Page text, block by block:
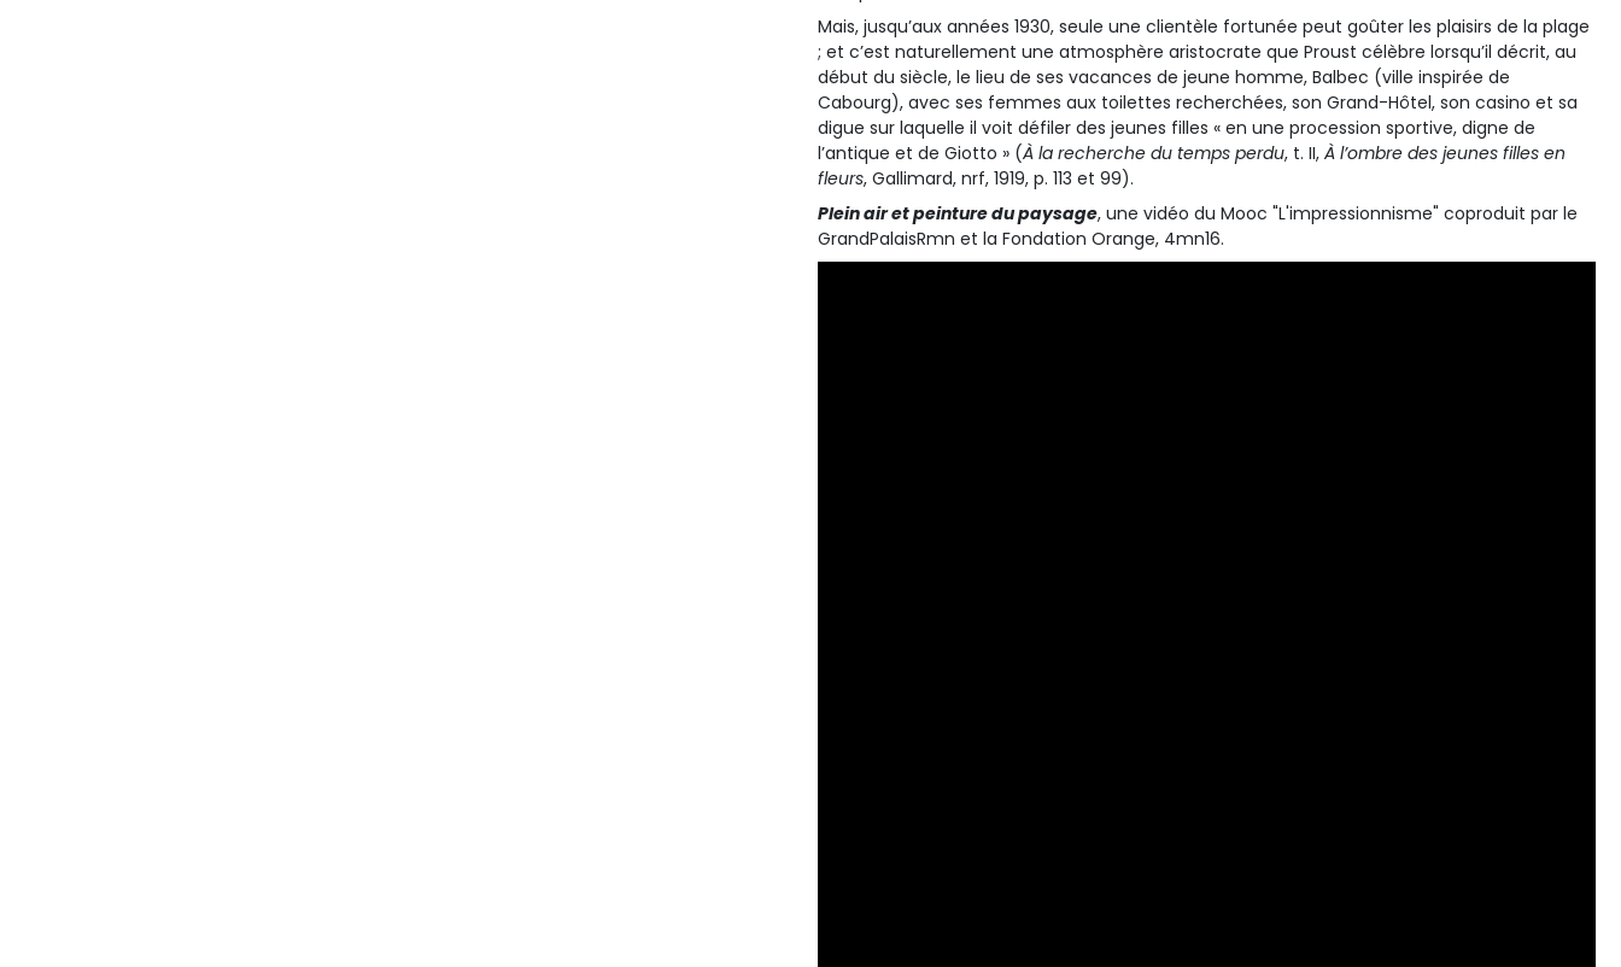
Mais, jusqu’aux années 1930, seule une clientèle fortunée peut goûter les plaisirs de la plage
; et c’est naturellement une atmosphère aristocrate que Proust célèbre lorsqu’il décrit, au
début du siècle, le lieu de ses vacances de jeune homme, Balbec (ville inspirée de
Cabourg), avec ses femmes aux toilettes recherchées, son Grand-Hôtel, son casino et sa
digue sur laquelle il voit défiler des jeunes filles « en une procession sportive, digne de
l’antique et de Giotto » (À la recherche du temps perdu, t. II, À l’ombre des jeunes filles en
fleurs, Gallimard, nrf, 1919, p. 113 et 99).
Plein air et peinture du paysage, une vidéo du Mooc "L'impressionnisme" coproduit par le
GrandPalaisRmn et la Fondation Orange, 4mn16.